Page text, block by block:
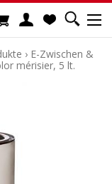
› E-Zwischen &
mérisier, 5 lt.